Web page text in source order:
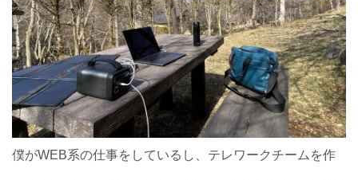
僕がWEB系の仕事をしているし、テレワークチームを作